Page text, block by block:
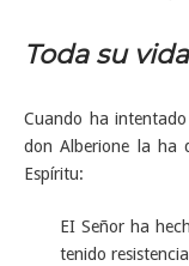
Toda su
Cuando ha
don Alberione la ha
Espíritu:
EI Señor ha
tenido